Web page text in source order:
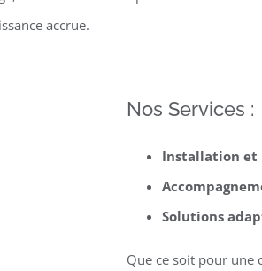
accrue.
Nos Services :
Installation et
Solutions
Que ce soit pour une